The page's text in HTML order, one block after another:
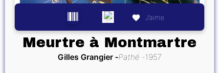
J’aime
Meurtre à Montmartre
Gilles Grangier Pathé 1957